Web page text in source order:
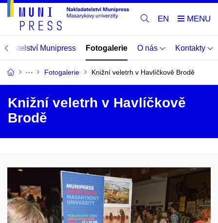
EN
Munipress Fotogalerie O nás Kontakty
Fotogalerie Knižní veletrh v Havlíčkově Brodě
Knižní veletrh v Havlíčkově
Brodě